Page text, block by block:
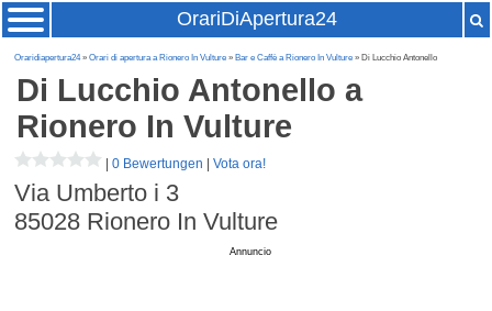
OrariDiApertura24
Oraridiapertura24»Orari di apertura a Rionero In Vulture » Bar e Caffè a Rionero In Vulture » Di Lucchio Antonello
Di Lucchio Antonello a
Rionero In Vulture
|0 Bewertungen |Vota ora!
Via Umberto i 3
85028 Rionero In Vulture
Annuncio